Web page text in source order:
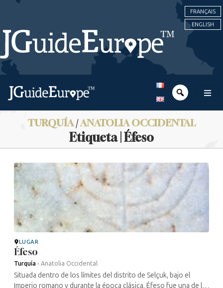
FRANÇAIS
ENGLISH
TURQUÍA/ANATOLIA OCCIDENTAL
Etiqueta | Éfeso
LUGAR
Éfeso
Turquía › Anatolia Occidental
Situada dentro de los límites del distrito de Selçuk, bajo el
Imperio romano y durante la época clásica, Éfeso fue una de las